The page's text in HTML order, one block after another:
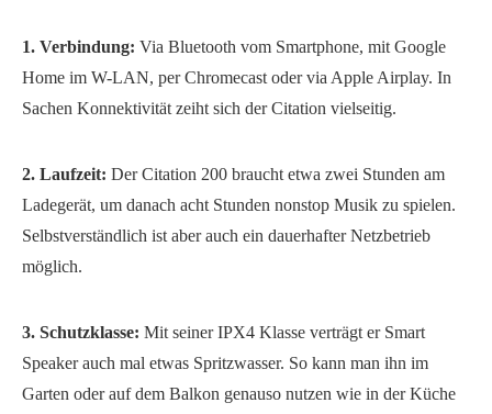
1. Verbindung: Via Bluetooth vom Smartphone, mit Google
Home im W-LAN, per Chromecast oder via Apple Airplay. In
Sachen Konnektivität zeiht sich der Citation vielseitig.
2. Laufzeit: Der Citation 200 braucht etwa zwei Stunden am
Ladegerät, um danach acht Stunden nonstop Musik zu spielen.
Selbstverständlich ist aber auch ein dauerhafter Netzbetrieb
möglich.
3. Schutzklasse: Mit seiner IPX4 Klasse verträgt er Smart
Speaker auch mal etwas Spritzwasser. So kann man ihn im
Garten oder auf dem Balkon genauso nutzen wie in der Küche